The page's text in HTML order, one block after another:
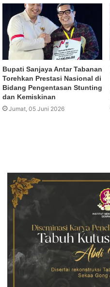
Bupati Sanjaya Antar Tabanan
Torehkan Prestasi Nasional di
Bidang Pengentasan Stunting
dan Kemiskinan
Jumat, 05 Juni 2026